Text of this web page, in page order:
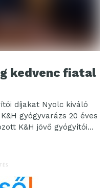
kedvenc fiatal
díjakat Nyolc kiváló
gyógyvarázs 20 éves
K&H jövő gyógyítói